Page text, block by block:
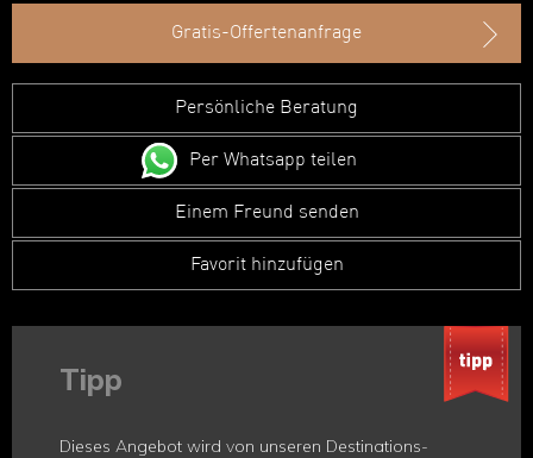
Gratis-Offertenanfrage
Persönliche Beratung
Per Whatsapp teilen
Einem Freund senden
Favorit hinzufügen
Tipp
Dieses Angebot wird von unseren Destinations-